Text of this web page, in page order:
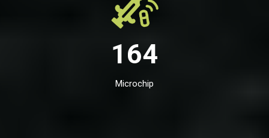
164
Microchip